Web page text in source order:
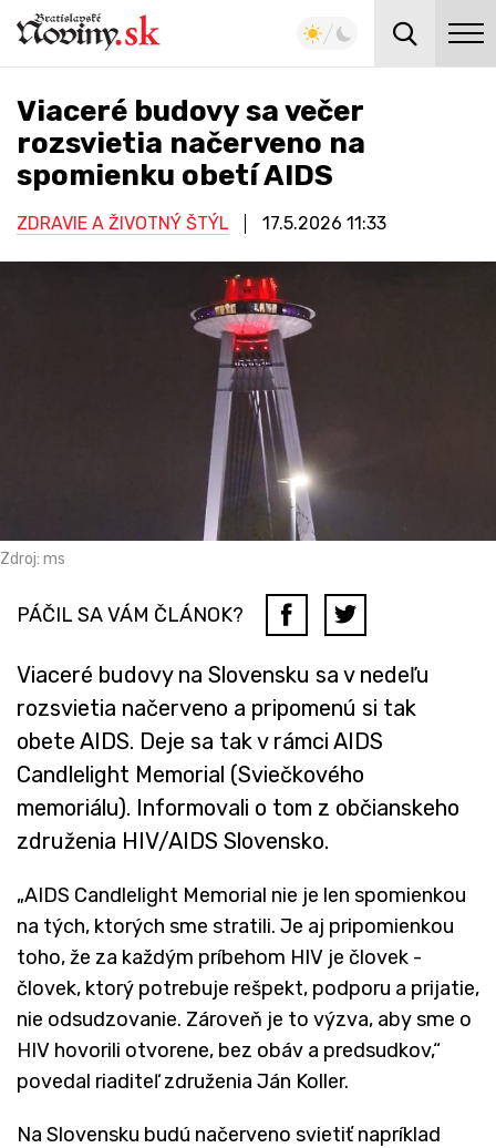
Viaceré budovy sa večer
rozsvietia načerveno na
spomienku obetí AIDS
ZDRAVIE A ŽIVOTNÝ ŠTÝL 17.5.2026 11:33
Zdroj: ms
PÁČIL SA VÁM ČLÁNOK?
Viaceré budovy na Slovensku sa v nedeľu
rozsvietia načerveno a pripomenú si tak
obete AIDS. Deje sa tak v rámci AIDS
Candlelight Memorial (Sviečkového
memoriálu). Informovali o tom z občianskeho
združenia HIV/AIDS Slovensko.
„AIDS Candlelight Memorial nie je len spomienkou
na tých, ktorých sme stratili. Je aj pripomienkou
toho, že za každým príbehom HIV je človek -
človek, ktorý potrebuje rešpekt, podporu a prijatie,
nie odsudzovanie. Zároveň je to výzva, aby sme o
HIV hovorili otvorene, bez obáv a predsudkov,“
povedal riaditeľ združenia Ján Koller.
Na Slovensku budú načerveno svietiť napríklad